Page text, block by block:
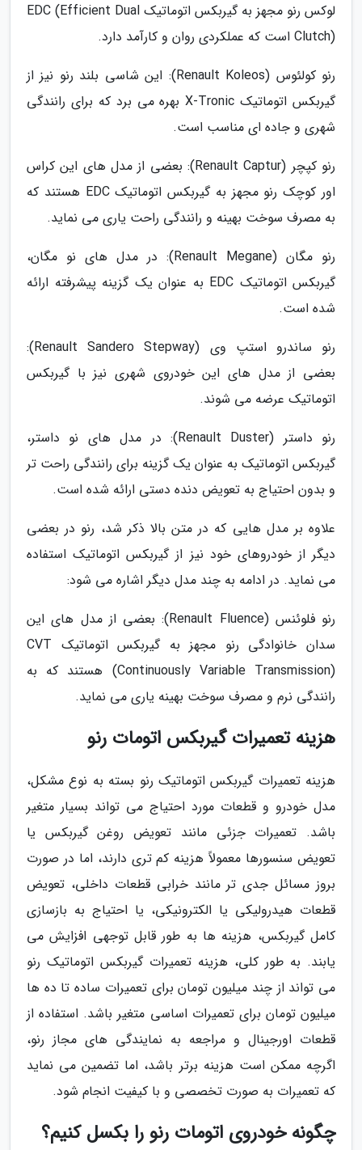
لوکس رنو مجهز به گیربکس اتوماتیک EDC (Efficient Dual
Clutch) است که عملکردی روان و کارآمد دارد.
رنو کولئوس (Renault Koleos): این شاسی بلند رنو نیز از
گیربکس اتوماتیک X-Tronic بهره می برد که برای رانندگی
شهری و جاده ای مناسب است.
رنو کپچر (Renault Captur): بعضی از مدل های این کراس
اور کوچک رنو مجهز به گیربکس اتوماتیک EDC هستند که
به مصرف سوخت بهینه و رانندگی راحت یاری می نماید.
رنو مگان (Renault Megane): در مدل های نو مگان،
گیربکس اتوماتیک EDC به عنوان یک گزینه پیشرفته ارائه
شده است.
رنو ساندرو استپ وی (Renault Sandero Stepway):
بعضی از مدل های این خودروی شهری نیز با گیربکس
اتوماتیک عرضه می شوند.
رنو داستر (Renault Duster): در مدل های نو داستر،
گیربکس اتوماتیک به عنوان یک گزینه برای رانندگی راحت تر
و بدون احتیاج به تعویض دنده دستی ارائه شده است.
علاوه بر مدل هایی که در متن بالا ذکر شد، رنو در بعضی
دیگر از خودروهای خود نیز از گیربکس اتوماتیک استفاده
می نماید. در ادامه به چند مدل دیگر اشاره می شود:
رنو فلوئنس (Renault Fluence): بعضی از مدل های این
سدان خانوادگی رنو مجهز به گیربکس اتوماتیک CVT
(Continuously Variable Transmission) هستند که به
رانندگی نرم و مصرف سوخت بهینه یاری می نماید.
هزینه تعمیرات گیربکس اتومات رنو
هزینه تعمیرات گیربکس اتوماتیک رنو بسته به نوع مشکل،
مدل خودرو و قطعات مورد احتیاج می تواند بسیار متغیر
باشد. تعمیرات جزئی مانند تعویض روغن گیربکس یا
تعویض سنسورها معمولاً هزینه کم تری دارند، اما در صورت
بروز مسائل جدی تر مانند خرابی قطعات داخلی، تعویض
قطعات هیدرولیکی یا الکترونیکی، یا احتیاج به بازسازی
کامل گیربکس، هزینه ها به طور قابل توجهی افزایش می
یابند. به طور کلی، هزینه تعمیرات گیربکس اتوماتیک رنو
می تواند از چند میلیون تومان برای تعمیرات ساده تا ده ها
میلیون تومان برای تعمیرات اساسی متغیر باشد. استفاده از
قطعات اورجینال و مراجعه به نمایندگی های مجاز رنو،
اگرچه ممکن است هزینه برتر باشد، اما تضمین می نماید
که تعمیرات به صورت تخصصی و با کیفیت انجام شود.
چگونه خودروی اتومات رنو را بکسل کنیم؟